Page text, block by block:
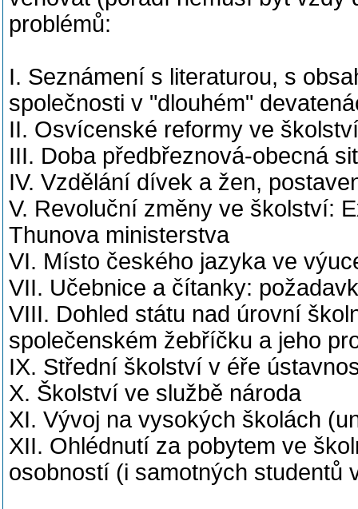
problémů:
I. Seznámení s literaturou, s
společnosti v "dlouhém"
II. Osvícenské reformy ve školství
III. Doba předbřeznová-obecná
IV. Vzdělání dívek a žen,
V. Revoluční změny ve školství:
Thunova ministerstva
VI. Místo českého jazyka ve
VII. Učebnice a čítanky:
VIII. Dohled státu nad úrovní
společenském žebříčku a jeho
IX. Střední školství v éře
X. Školství ve službě národa
XI. Vývoj na vysokých školách
XII. Ohlédnutí za pobytem ve
osobností (i samotných studentů